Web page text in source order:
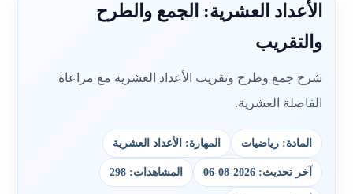
الأعداد العشرية: الجمع والطرح
والتقريب
شرح جمع وطرح وتقريب الأعداد العشرية مع مراعاة
الفاصلة العشرية.
المادة: رياضيات المهارة: الأعداد العشرية
آخر تحديث: 2026-08-06 المشاهدات: 298